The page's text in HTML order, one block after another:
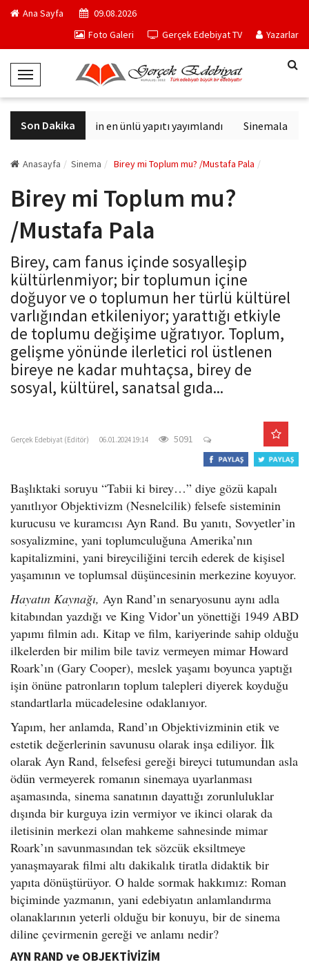
Ana Sayfa
09.08.2026
Foto Galeri
Gerçek Edebiyat TV Yazarlar
T
o
g
g
e
a
i
a
t
i
o
n
Son Dakika
Philip K. Dick'in en ünlü yapıtı yayımlandı Sinemalarda
Anasayfa Sinema Birey mi Toplum mu? /Mustafa Pala
Birey mi Toplum mu?
/Mustafa Pala
Birey, cam fanus içinde sosyalleşip
kültürlenmiyor; bir toplumun içine
doğuyor ve o toplumun her türlü kültürel
varlığından etkileniyor; yarattığı etkiyle
de toplumu değişime uğratıyor. Toplum,
gelişme yönünde ilerletici rol üstlenen
bireye ne kadar muhtaçsa, birey de
sosyal, kültürel, sanatsal gıda...
Gerçek Edebiyat (Editör) 06.01.2024 19:14 5091
Başlıktaki soruyu “Tabii ki birey…” diye gözü kapalı
yanıtlıyor Objektivizm (Nesnelcilik) felsefe sisteminin
kurucusu ve kuramcısı Ayn Rand. Bu yanıtı, Sovyetler’in
sosyalizmine, yani toplumculuğuna Amerika’nın
kapitalizmini, yani bireyciliğini tercih ederek de kişisel
yaşamının ve toplumsal düşüncesinin merkezine koyuyor.
Hayatın Kaynağı, Ayn Rand’ın senaryosunu aynı adla
kitabından yazdığı ve King Vidor’un yönettiği 1949 ABD
yapımı filmin adı. Kitap ve film, kariyerinde sahip olduğu
ilkelerden bir milim bile taviz vermeyen mimar Howard
Roark’ın (Gary Cooper), meslek yaşamı boyunca yaptığı
işin önüne patronların toplum talepleri diyerek koyduğu
standartlarla mücadelesine odaklanıyor.
Yapım, her anlamda, Rand’ın Objektivizminin etik ve
estetik değerlerinin savunusu olarak inşa ediliyor. İlk
olarak Ayn Rand, felsefesi gereği bireyci tutumundan asla
ödün vermeyerek romanın sinemaya uyarlanması
aşamasında, sinema sanatının dayattığı zorunluluklar
dışında bir kurguya izin vermiyor ve ikinci olarak da
iletisinin merkezi olan mahkeme sahnesinde mimar
Roark’ın savunmasından tek sözcük eksiltmeye
yanaşmayarak filmi altı dakikalık tiratla didaktik bir
yapıta dönüştürüyor. O halde sormak hakkımız: Roman
biçiminde yazmanın, yani edebiyatın anlamlandırma
olanaklarının yeterli olduğu bir konuyu, bir de sinema
diline çevirmenin gereği ve anlamı nedir?
AYN RAND ve OBJEKTİVİZİM